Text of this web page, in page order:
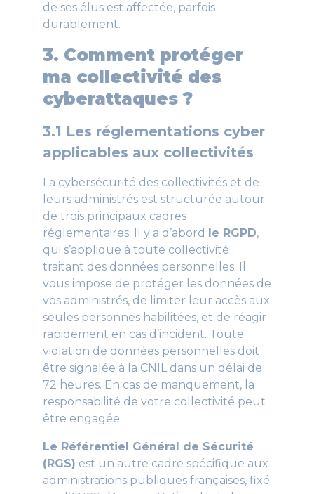
de ses élus est affectée, parfois
durablement.
3. Comment protéger
ma collectivité des
cyberattaques ?
3.1 Les réglementations cyber
applicables aux collectivités
La cybersécurité des collectivités et de
leurs administrés est structurée autour
de trois principaux cadres
réglementaires. Il y a d’abord le RGPD,
qui s’applique à toute collectivité
traitant des données personnelles. Il
vous impose de protéger les données de
vos administrés, de limiter leur accès aux
seules personnes habilitées, et de réagir
rapidement en cas d’incident. Toute
violation de données personnelles doit
être signalée à la CNIL dans un délai de
72 heures. En cas de manquement, la
responsabilité de votre collectivité peut
être engagée.
Le Référentiel Général de Sécurité
(RGS) est un autre cadre spécifique aux
administrations publiques françaises, fixé